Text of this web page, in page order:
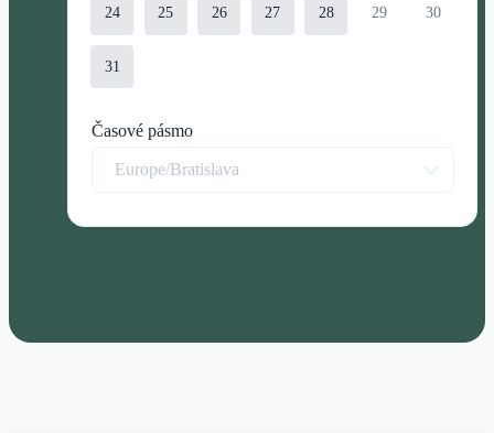
24 25 26 27 28 29 30
31
Časové pásmo
Europe/Bratislava